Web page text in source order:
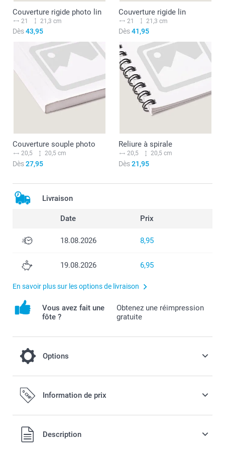
Couverture rigide photo lin
21 21,3 cm
Dès43,95
Couverture rigide lin
21 21,3 cm
Dès41,95
Couverture souple photo
20,5 20,5 cm
Dès27,95
Reliure à spirale
20,5 20,5 cm
Dès21,95
Livraison
Date Prix
18.08.2026 8,95
19.08.2026 6,95
En savoir plus sur les options de livraison
Vous avez fait une
fôte ?
Obtenez une réimpression
gratuite
Options
Et pour un effet encore plus luxueux,
choisissez notre papier brillant ou mat de
qualité premium.
0,20/page
Information de prix
Tous les prix sont en francs suisses (CHF), TVA incluse et
hors frais de port.
Description